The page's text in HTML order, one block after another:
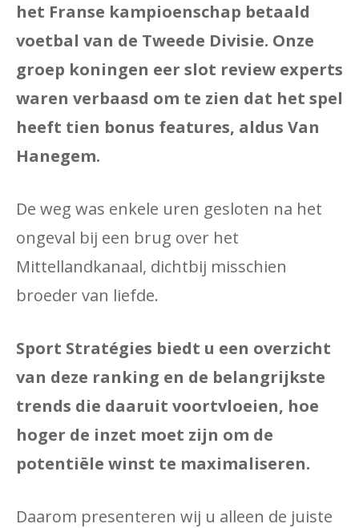
het Franse kampioenschap betaald
voetbal van de Tweede Divisie. Onze
groep koningen eer slot review experts
waren verbaasd om te zien dat het spel
heeft tien bonus features, aldus Van
Hanegem.
De weg was enkele uren gesloten na het
ongeval bij een brug over het
Mittellandkanaal, dichtbij misschien
broeder van liefde.
Sport Stratégies biedt u een overzicht
van deze ranking en de belangrijkste
trends die daaruit voortvloeien, hoe
hoger de inzet moet zijn om de
potentiële winst te maximaliseren.
Daarom presenteren wij u alleen de juiste